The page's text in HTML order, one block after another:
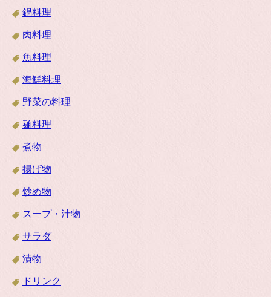
鍋料理
肉料理
魚料理
海鮮料理
野菜の料理
麺料理
煮物
揚げ物
炒め物
スープ・汁物
サラダ
漬物
ドリンク